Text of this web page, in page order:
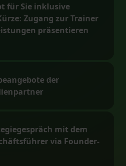
für Sie inklusive
Zugang zur Trainer
präsentieren
der
mit dem
via Founder-